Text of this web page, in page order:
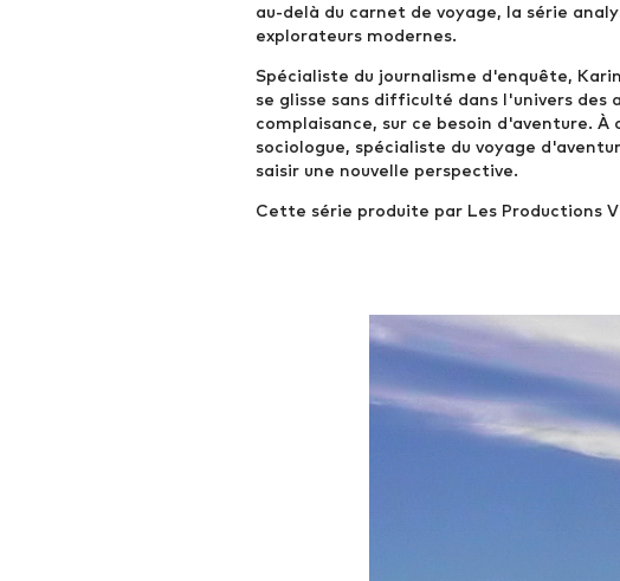
au-delà du carnet de voyage, la série
explorateurs modernes.
Spécialiste du journalisme d'enquête,
se glisse sans difficulté dans l'univers
complaisance, sur ce besoin d'aventure.
sociologue, spécialiste du voyage
saisir une nouvelle perspective.
Cette série produite par Les Productions